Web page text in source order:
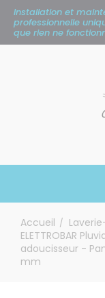
Installation et
professionnelle
que rien ne
Accueil /
ELETTROBAR
adoucisseur -
mm
Panneau de